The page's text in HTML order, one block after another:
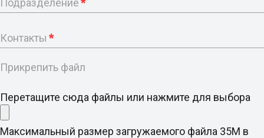
Подразделение*
Контакты *
Прикрепить файл
Перетащите сюда файлы или нажмите для выбора
Максимальный размер загружаемого файла 35M в